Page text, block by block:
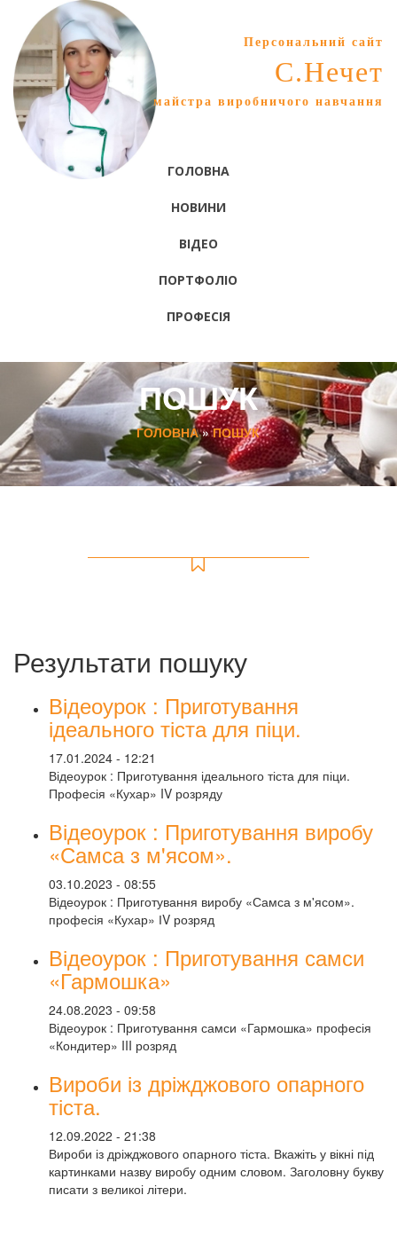
Персональний сайт
С.Нечет
майстра виробничого навчання
ГОЛОВНА
НОВИНИ
ВІДЕО
ПОРТФОЛІО
ПРОФЕСІЯ
ПОШУК
ГОЛОВНА»ПОШУК
Результати пошуку
Відеоурок : Приготування
ідеального тіста для піци.
17.01.2024 - 12:21
Відеоурок : Приготування ідеального тіста для піци.
Професія «Кухар» IV розряду
Відеоурок : Приготування виробу
«Самса з м'ясом».
03.10.2023 - 08:55
Відеоурок : Приготування виробу «Самса з м'ясом».
професія «Кухар» ІV розряд
Відеоурок : Приготування самси
«Гармошка»
24.08.2023 - 09:58
Відеоурок : Приготування самси «Гармошка» професія
«Кондитер» III розряд
Вироби із дріжджового опарного
тіста.
12.09.2022 - 21:38
Вироби із дріжджового опарного тіста. Вкажіть у вікні під
картинками назву виробу одним словом. Заголовну букву
писати з великоі літери.